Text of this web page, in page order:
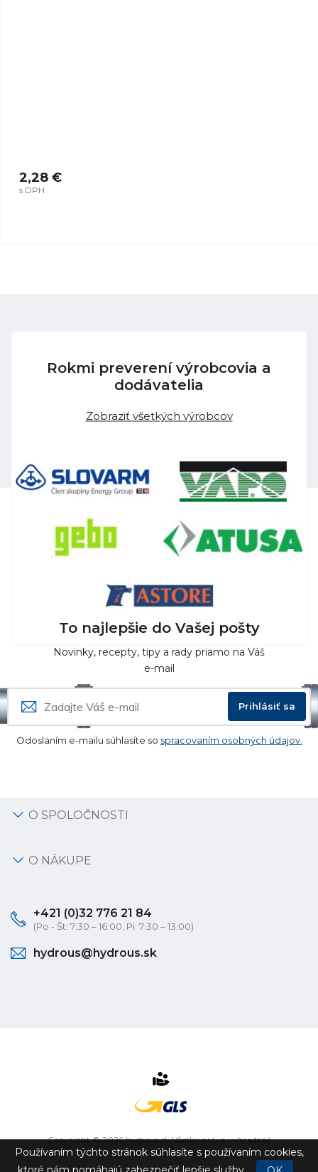
2,28 €
s DPH
Rokmi preverení výrobcovia a
dodávatelia
Zobraziť všetkých výrobcov
To najlepšie do Vašej pošty
Novinky, recepty, tipy a rady priamo na Váš
e-mail
Prihlásiť sa
Odoslaním e-mailu súhlasíte so spracovaním osobných údajov.
O SPOLOČNOSTI
O NÁKUPE
+421 (0)32 776 21 84
(Po - Št: 7:30 – 16:00, Pi: 7:30 – 13:00)
hydrous@hydrous.sk
Copyright © 2026 hydrous.sk Všetky práva vyhradené
eshop na mieruvytvorilovibration.sk
Používaním týchto stránok súhlasíte s používaním cookies,